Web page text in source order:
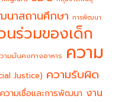
าสถานศึกษา การพัฒนา
นร่วมของเด็ก
ามมั่นคงทางอาหาร ความ
Justice) ความรับผิด
ความเชื่อและการพัฒนา งาน